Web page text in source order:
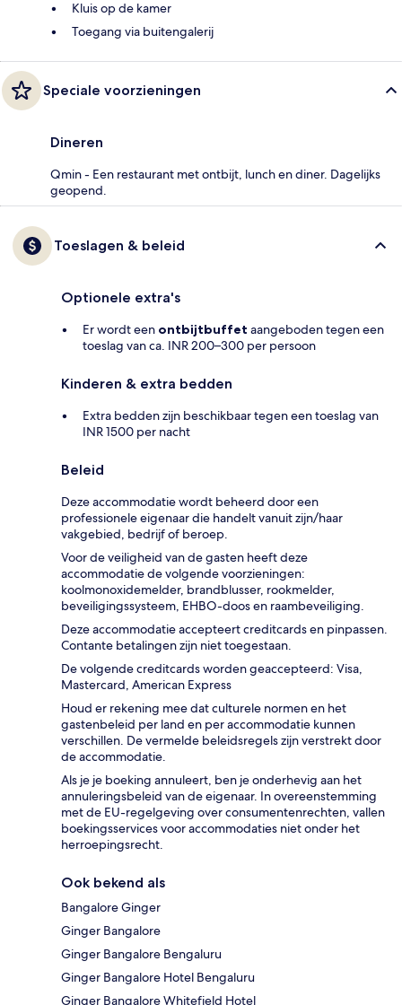
Kluis op de kamer
Toegang via buitengalerij
Speciale voorzieningen
Dineren
Qmin - Een restaurant met ontbijt, lunch en diner. Dagelijks
geopend.
Toeslagen & beleid
Optionele extra's
Er wordt een ontbijtbuffet aangeboden tegen een
toeslag van ca. INR 200–300 per persoon
Kinderen & extra bedden
Extra bedden zijn beschikbaar tegen een toeslag van
INR 1500 per nacht
Beleid
Deze accommodatie wordt beheerd door een
professionele eigenaar die handelt vanuit zijn/haar
vakgebied, bedrijf of beroep.
Voor de veiligheid van de gasten heeft deze
accommodatie de volgende voorzieningen:
koolmonoxidemelder, brandblusser, rookmelder,
beveiligingssysteem, EHBO-doos en raambeveiliging.
Deze accommodatie accepteert creditcards en pinpassen.
Contante betalingen zijn niet toegestaan.
De volgende creditcards worden geaccepteerd: Visa,
Mastercard, American Express
Houd er rekening mee dat culturele normen en het
gastenbeleid per land en per accommodatie kunnen
verschillen. De vermelde beleidsregels zijn verstrekt door
de accommodatie.
Als je je boeking annuleert, ben je onderhevig aan het
annuleringsbeleid van de eigenaar. In overeenstemming
met de EU-regelgeving over consumentenrechten, vallen
boekingsservices voor accommodaties niet onder het
herroepingsrecht.
Ook bekend als
Bangalore Ginger
Ginger Bangalore
Ginger Bangalore Bengaluru
Ginger Bangalore Hotel Bengaluru
Ginger Bangalore Whitefield Hotel